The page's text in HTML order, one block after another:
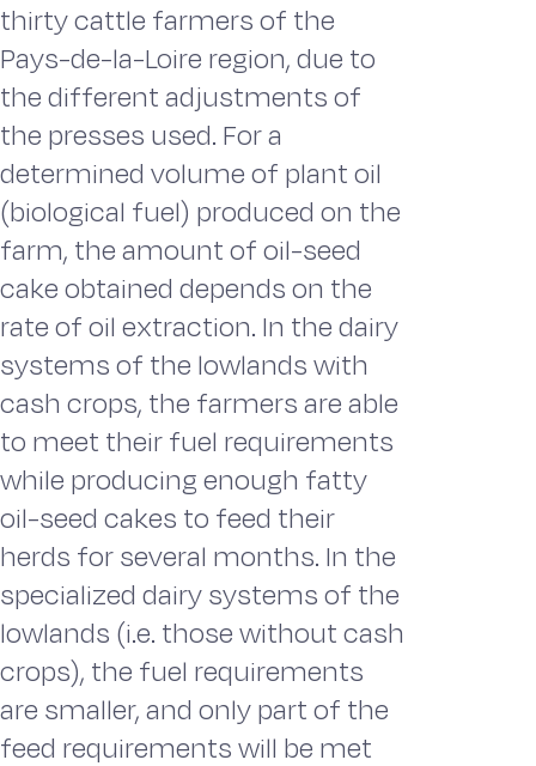
thirty cattle farmers of the
Pays-de-la-Loire region, due to
the different adjustments of
the presses used. For a
determined volume of plant oil
(biological fuel) produced on the
farm, the amount of oil-seed
cake obtained depends on the
rate of oil extraction. In the dairy
systems of the lowlands with
cash crops, the farmers are able
to meet their fuel requirements
while producing enough fatty
oil-seed cakes to feed their
herds for several months. In the
specialized dairy systems of the
lowlands (i.e. those without cash
crops), the fuel requirements
are smaller, and only part of the
feed requirements will be met